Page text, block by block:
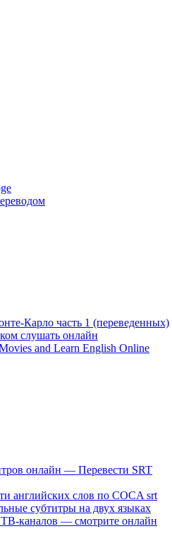
Карло часть 1 (переведенных)
слушать онлайн
and Learn English Online
онлайн — Перевести SRT
английских слов по COCA srt
субтитры на двух языках
— смотрите онлайн